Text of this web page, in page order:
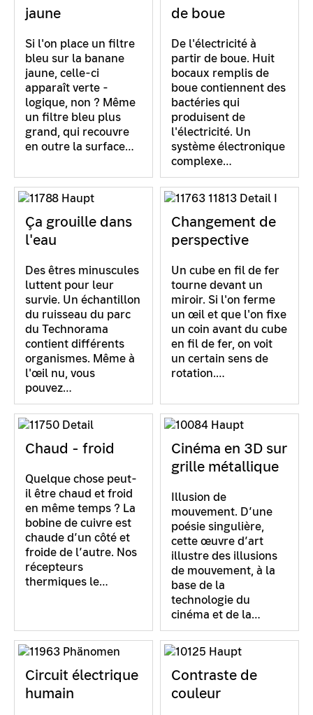
jaune
Si l'on place un filtre
bleu sur la banane
jaune, celle-ci
apparaît verte -
logique, non ? Même
un filtre bleu plus
grand, qui recouvre
en outre la surface…
de boue
De l'électricité à
partir de boue. Huit
bocaux remplis de
boue contiennent des
bactéries qui
produisent de
l'électricité. Un
système électronique
complexe…
Ça grouille dans
l'eau
Des êtres minuscules
luttent pour leur
survie. Un échantillon
du ruisseau du parc
du Technorama
contient différents
organismes. Même à
l'œil nu, vous
pouvez…
Changement de
perspective
Un cube en fil de fer
tourne devant un
miroir. Si l'on ferme
un œil et que l'on fixe
un coin avant du cube
en fil de fer, on voit
un certain sens de
rotation.…
Chaud - froid
Quelque chose peut-
il être chaud et froid
en même temps ? La
bobine de cuivre est
chaude d’un côté et
froide de l’autre. Nos
récepteurs
thermiques le…
Cinéma en 3D sur
grille métallique
Illusion de
mouvement. D’une
poésie singulière,
cette œuvre d’art
illustre des illusions
de mouvement, à la
base de la
technologie du
cinéma et de la…
Circuit électrique
humain
Contraste de
couleur